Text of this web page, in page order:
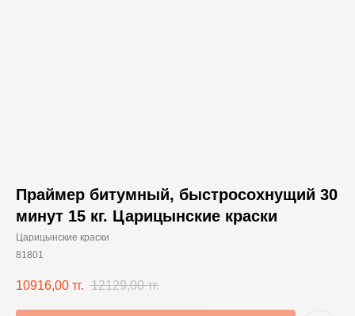
Праймер битумный, быстросохнущий 30
минут 15 кг. Царицынские краски
Царицынские краски
81801
10916,00 тг. 12129,00 тг.